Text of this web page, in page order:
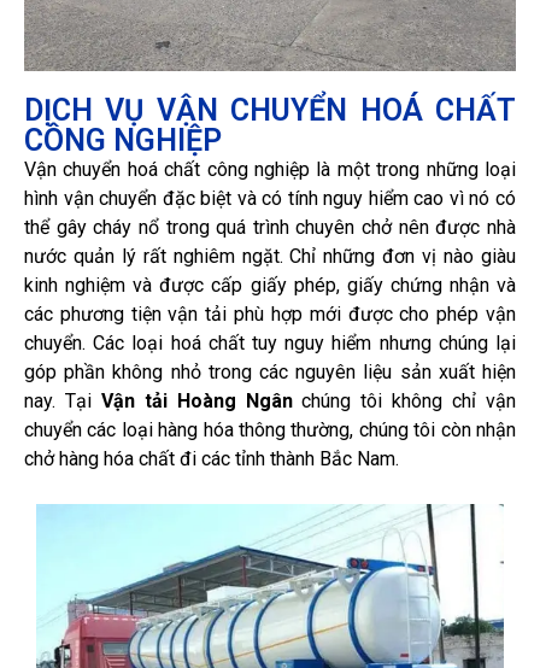
DỊCH VỤ VẬN CHUYỂN HOÁ CHẤT
CÔNG NGHIỆP
Vận chuyển hoá chất công nghiệp là một trong những loại
hình vận chuyển đặc biệt và có tính nguy hiểm cao vì nó có
thể gây cháy nổ trong quá trình chuyên chở nên được nhà
nước quản lý rất nghiêm ngặt. Chỉ những đơn vị nào giàu
kinh nghiệm và được cấp giấy phép, giấy chứng nhận và
các phương tiện vận tải phù hợp mới được cho phép vận
chuyển. Các loại hoá chất tuy nguy hiểm nhưng chúng lại
góp phần không nhỏ trong các nguyên liệu sản xuất hiện
nay. Tại Vận tải Hoàng Ngânchúng tôi không chỉ vận
chuyển các loại hàng hóa thông thường, chúng tôi còn nhận
chở hàng hóa chất đi các tỉnh thành Bắc Nam.